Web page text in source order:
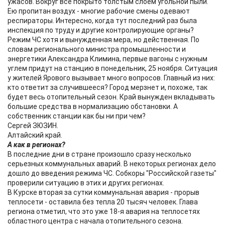
Ею пропитан воздух - многие рабочие смены одевают
респираторы. Интересно, когда тут последний раз была
инспекция по труду и другие контролирующие органы?
Режим ЧС хотя и вынужденная мера, но действенная. По
словам регионального министра промышленности и
энергетики Александра Климина, первые вагоны с нужным
углем придут на станцию в понедельник, 25 ноября. Ситуация
у жителей Ярового вызывает много вопросов. Главный из них:
кто ответит за случившееся? Город мерзнет и, похоже, так
будет весь отопительный сезон. Край вынужден вкладывать
большие средства в нормализацию обстановки. А
собственник станции как бы ни при чем?
Сергей ЗЮЗИН.
Алтайский край.
А как в регионах?
В последние дни в стране произошло сразу несколько
серьезных коммунальных аварий. В некоторых регионах дело
дошло до введения режима ЧС. Собкоры "Российской газеты"
проверили ситуацию в этих и других регионах.
В Курске вторая за сутки коммунальная авария - прорыв
теплосети - оставила без тепла 20 тысяч человек. Глава
региона отметил, что это уже 18-я авария на теплосетях
областного центра с начала отопительного сезона.